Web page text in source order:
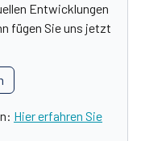
Entwicklungen
fügen Sie uns jetzt
Hier erfahren Sie